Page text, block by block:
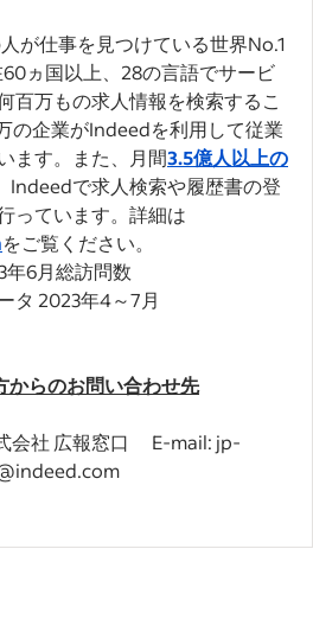
が仕事を見つけている世界No.1
ヵ国以上、28の言語でサービ
百万もの求人情報を検索するこ
の企業がIndeedを利用して従業
ます。また、月間3.5億人以上の
Indeedで求人検索や履歴書の登
っています。詳細は
をご覧ください。
6月総訪問数
タ 2023年4～7月
からのお問い合わせ先
会社 広報窓口 E-mail: jp-